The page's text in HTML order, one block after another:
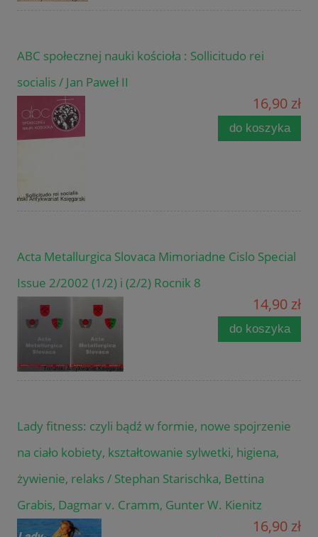
ABC społecznej nauki kościoła : Sollicitudo rei
socialis / Jan Paweł II
16,90 zł
do koszyka
Acta Metallurgica Slovaca Mimoriadne Cislo Special
Issue 2/2002 (1/2) i (2/2) Rocnik 8
14,90 zł
do koszyka
Lady fitness: czyli bądź w formie, nowe spojrzenie
na ciało kobiety, kształtowanie sylwetki, higiena,
żywienie, relaks / Stephan Starischka, Bettina
Grabis, Dagmar v. Cramm, Gunter W. Kienitz
16,90 zł